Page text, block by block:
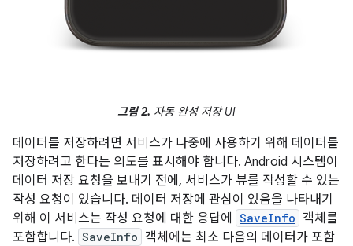
그림 2. 자동 완성 저장 UI
데이터를 저장하려면 서비스가 나중에 사용하기 위해 데이터를
저장하려고 한다는 의도를 표시해야 합니다. Android 시스템이
데이터 저장 요청을 보내기 전에, 서비스가 뷰를 작성할 수 있는
작성 요청이 있습니다. 데이터 저장에 관심이 있음을 나타내기
위해 이 서비스는 작성 요청에 대한 응답에
SaveInfo 객체를
포함합니다. SaveInfo 객체에는 최소 다음의 데이터가 포함